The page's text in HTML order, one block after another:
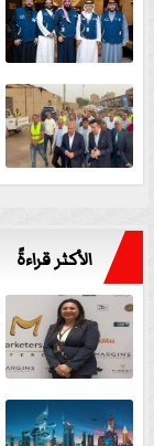
الأكثر قراءةً